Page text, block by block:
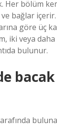
Her bölüm
bağlar
göre üç
iki veya
bulunur.